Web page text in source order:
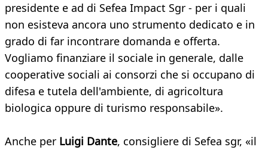
presidente e ad di Sefea Impact Sgr - per i quali
non esisteva ancora uno strumento dedicato e in
grado di far incontrare domanda e offerta.
Vogliamo finanziare il sociale in generale, dalle
cooperative sociali ai consorzi che si occupano di
difesa e tutela dell'ambiente, di agricoltura
biologica oppure di turismo responsabile».
Anche per Luigi Dante, consigliere di Sefea sgr, «il